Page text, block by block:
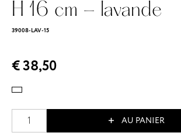
H 16 cm - lavande
39008-LAV-15
€ 38,50
AU PANIER